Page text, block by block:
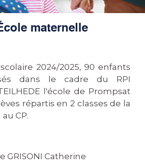
maternelle
2024/2025, 90 enfants
dans le cadre du RPI
l'école de Prompsat
répartis en 2 classes de la
CP.
GRISONI Catherine